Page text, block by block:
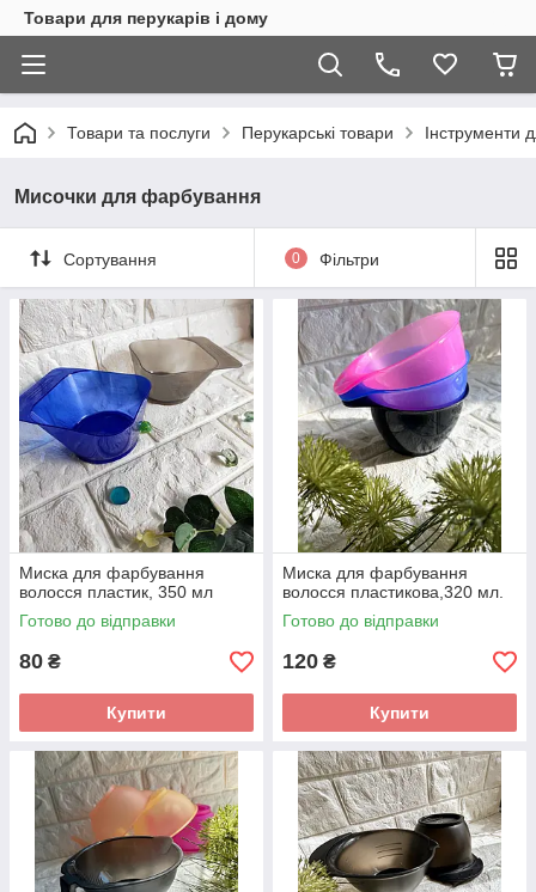
Товари для перукарів і дому
Товари та послуги Перукарські товари Інструменти
Мисочки для фарбування
Сортування 0 Фільтри
Миска для фарбування
волосся пластик, 350 мл
Готово до відправки
80 ₴
Купити
Миска для фарбування
волосся пластикова,320 мл.
Готово до відправки
120 ₴
Купити